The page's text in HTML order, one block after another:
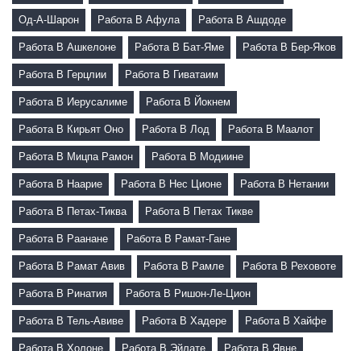
Од-А-Шарон Работа В Афула Работа В Ашдоде
Работа В Ашкелоне Работа В Бат-Яме Работа В Бер-Яков
Работа В Герцлии Работа В Гиватаим
Работа В Иерусалиме Работа В Йокнем
Работа В Кирьят Оно Работа В Лод Работа В Маалот
Работа В Мицпа Рамон Работа В Модиине
Работа В Наарие Работа В Нес Ционе Работа В Нетании
Работа В Петах-Тиква Работа В Петах Тикве
Работа В Раанане Работа В Рамат-Гане
Работа В Рамат Авив Работа В Рамле Работа В Реховоте
Работа В Ринатия Работа В Ришон-Ле-Цион
Работа В Тель-Авиве Работа В Хадере Работа В Хайфе
Работа В Холоне Работа В Эйлате Работа В Явне